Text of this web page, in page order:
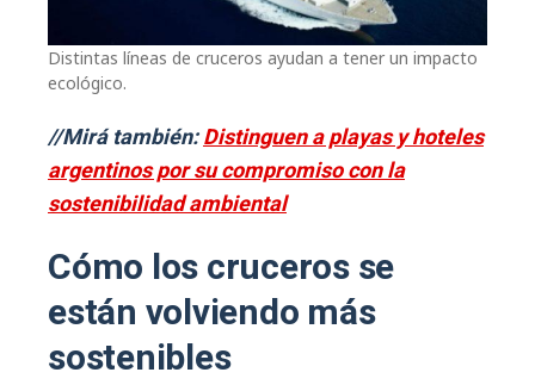
Distintas líneas de cruceros ayudan a tener un impacto
ecológico.
//Mirá también:Distinguen a playas y hoteles
argentinos por su compromiso con la
sostenibilidad ambiental
Cómo los cruceros se
están volviendo más
sostenibles